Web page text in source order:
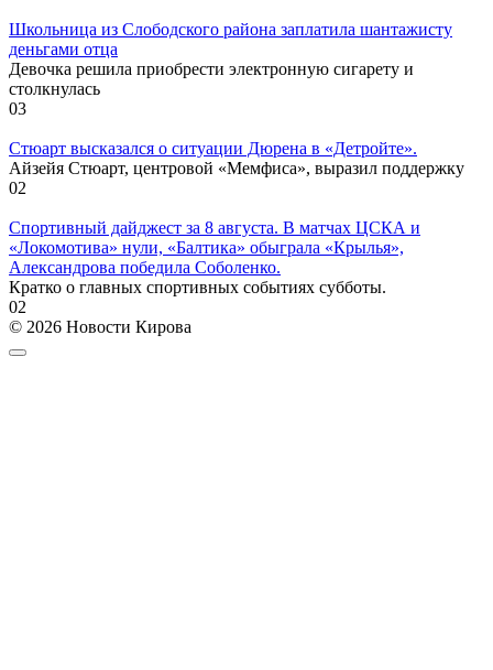
Школьница из Слободского района заплатила шантажисту
деньгами отца
Девочка решила приобрести электронную сигарету и
столкнулась
03
Стюарт высказался о ситуации Дюрена в «Детройте».
Айзейя Стюарт, центровой «Мемфиса», выразил поддержку
02
Спортивный дайджест за 8 августа. В матчах ЦСКА и
«Локомотива» нули, «Балтика» обыграла «Крылья»,
Александрова победила Соболенко.
Кратко о главных спортивных событиях субботы.
02
© 2026 Новости Кирова